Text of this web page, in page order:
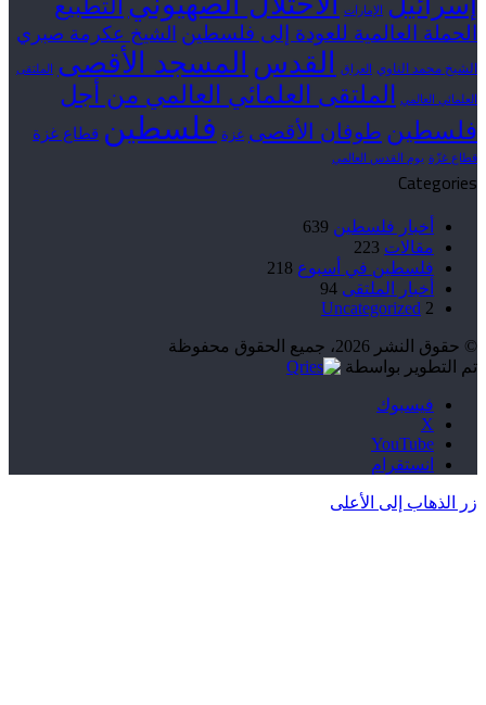
الإمارات التطبيع
الحملة العالمية للعودة إلى فلسطين الشيخ عكرمة صبري
الشيخ محمد الناوي العراق القدس المسجد الأقصى الملتقى
العلمائي العالمي
الملتقى العلمائي العالمي من أجل
فلسطين طوفان الأقصى غزة فلسطين قطاع غزة
قطاع غزّة يوم القدس العالمي
Categories
أخبار فلسطين 639
مقالات 223
فلسطين في أسبوع 218
أخبار الملتقى 94
Uncategorized 2
© حقوق النشر 2026، جميع الحقوق محفوظة
تم التطوير بواسطة
فيسبوك
‫X
‫YouTube
انستقرام
زر الذهاب إلى الأعلى